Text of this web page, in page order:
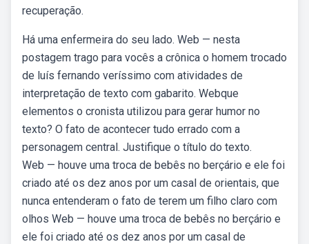
recuperação.
Há uma enfermeira do seu lado. Web — nesta
postagem trago para vocês a crônica o homem trocado
de luís fernando veríssimo com atividades de
interpretação de texto com gabarito. Webque
elementos o cronista utilizou para gerar humor no
texto? O fato de acontecer tudo errado com a
personagem central. Justifique o título do texto.
Web — houve uma troca de bebês no berçário e ele foi
criado até os dez anos por um casal de orientais, que
nunca entenderam o fato de terem um filho claro com
olhos Web — houve uma troca de bebês no berçário e
ele foi criado até os dez anos por um casal de